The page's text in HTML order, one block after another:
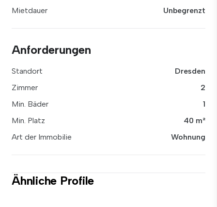
Mietdauer
Unbegrenzt
Anforderungen
Standort
Dresden
Zimmer
2
Min. Bäder
1
Min. Platz
40 m²
Art der Immobilie
Wohnung
Ähnliche Profile